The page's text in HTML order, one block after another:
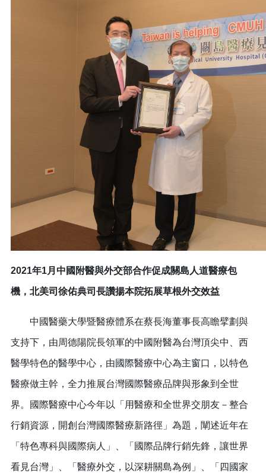
2021年1月中國附醫與外交部合作促成關島人道醫療包
機，北美司徐佑典司長讚揚本院拓展草根外交效益
中國醫藥大學暨醫療體系在蔡長海董事長高瞻擘劃與
支持下，由周德陽院長領軍的中國附醫為台灣頂尖中、西
醫學特色的醫學中心，由國際醫療中心為主窗口，以特色
醫療做主幹，全力推展台灣國際醫療品牌與形象到全世
界。國際醫療中心今年以「用醫療和全世界交朋友－整合
行銷資源，開創台灣國際醫療新路徑」為題，闡述近年在
「特色專科與國際病人」、「國際品牌行銷先鋒，讓世界
看見台灣」、「醫療外交，以深耕關島為例」、「四國家